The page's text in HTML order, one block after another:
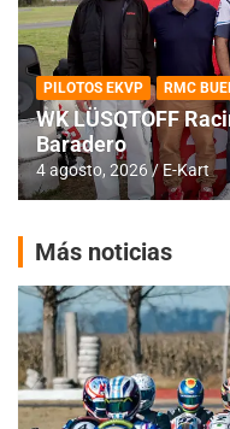
PILOTOS EKVP RMC
WK LÜSQTOFF
Baradero
4 agosto, 2026 E-Kart
Más noticias